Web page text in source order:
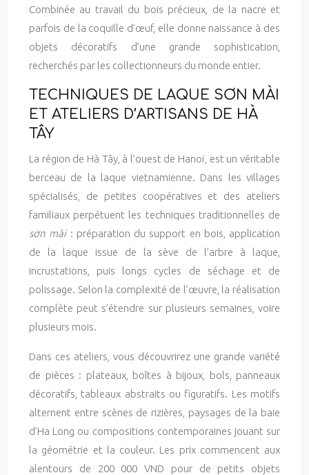
Combinée au travail du bois précieux, de la nacre et
parfois de la coquille d’œuf, elle donne naissance à des
objets décoratifs d’une grande sophistication,
recherchés par les collectionneurs du monde entier.
TECHNIQUES DE LAQUE SƠN MÀI
ET ATELIERS D’ARTISANS DE HÀ
TÂY
La région de Hà Tây, à l’ouest de Hanoï, est un véritable
berceau de la laque vietnamienne. Dans les villages
spécialisés, de petites coopératives et des ateliers
familiaux perpétuent les techniques traditionnelles de
sơn mài: préparation du support en bois, application
de la laque issue de la sève de l’arbre à laque,
incrustations, puis longs cycles de séchage et de
polissage. Selon la complexité de l’œuvre, la réalisation
complète peut s’étendre sur plusieurs semaines, voire
plusieurs mois.
Dans ces ateliers, vous découvrirez une grande variété
de pièces : plateaux, boîtes à bijoux, bols, panneaux
décoratifs, tableaux abstraits ou figuratifs. Les motifs
alternent entre scènes de rizières, paysages de la baie
d’Ha Long ou compositions contemporaines jouant sur
la géométrie et la couleur. Les prix commencent aux
alentours de 200 000 VND pour de petits objets